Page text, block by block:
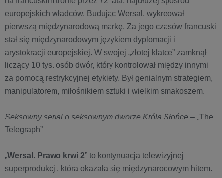
europejskich władców. Budując Wersal, wykreował
pierwszą międzynarodową markę. Za jego czasów francuski
stał się międzynarodowym językiem dyplomacji i
arystokracji europejskiej. W swojej „złotej klatce” zamknął
liczący 10 tys. osób dwór, który kontrolował między innymi
za pomocą restrykcyjnej etykiety. Był genialnym strategiem,
manipulatorem, miłośnikiem sztuki i wielkim smakoszem.
Seksowny serial o seksownym dworze Króla Słońce – „The
Telegraph”
„Wersal. Prawo krwi 2” to kontynuacja telewizyjnej
superprodukcji, która okazała się międzynarodowym hitem.